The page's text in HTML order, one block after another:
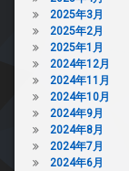
2025年3月
2025年2月
2025年1月
2024年12月
2024年11月
2024年10月
2024年9月
2024年8月
2024年7月
2024年6月